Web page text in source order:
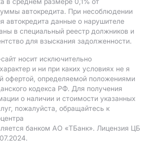
автокредита. При несоблюдении
автокредита данные о нарушителе
в специальный реестр должников и
для взыскания задолженности.
носит исключительно
и ни при каких условиях не я
офертой, определяемой положениями
кодекса РФ. Для получения
о наличии и стоимости указанных
пожалуйста, обращайтесь к
банком АO «ТБанк». Лицензия ЦБ